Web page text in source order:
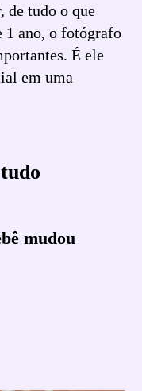
de tudo o que
1 ano, o fotógrafo
É ele
em uma
mudou